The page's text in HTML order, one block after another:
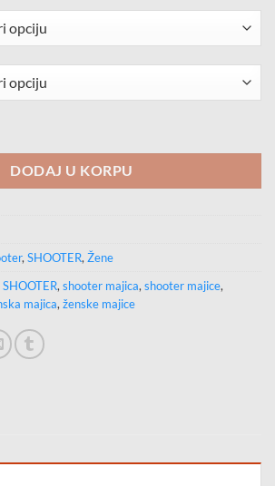
15.00KM.
DODAJ U KORPU
, SHOOTER, Žene
SHOOTER, shooter majica, shooter majice,
majica, ženske majice